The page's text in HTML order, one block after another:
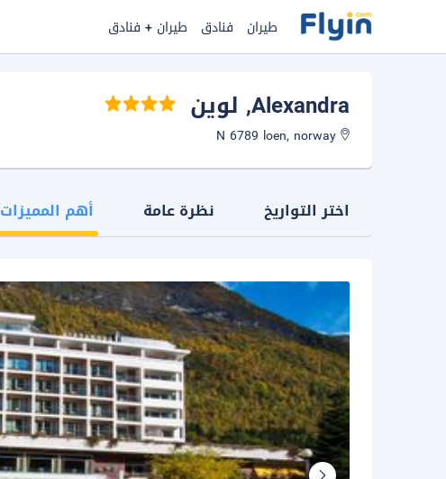
طيران فنادق طيران + فنادق
Alexandra, لوين
اختر التواريخ نظرة عامة أهم المميزات